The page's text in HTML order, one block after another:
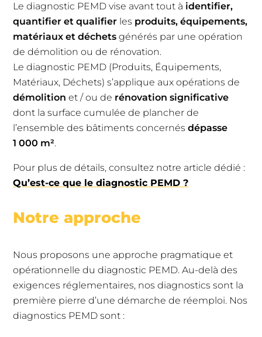
Le diagnostic PEMD vise avant tout à identifier,
quantifier et qualifier les produits, équipements,
matériaux et déchets générés par une opération
de démolition ou de rénovation.
Le diagnostic PEMD (Produits, Équipements,
Matériaux, Déchets) s’applique aux opérations de
démolitionet / ou de rénovation significative
dont la surface cumulée de plancher de
l’ensemble des bâtiments concernésdépasse
1 000 m².
Pour plus de détails, consultez notre article dédié :
Qu’est-ce que le diagnostic PEMD ?
Notre approche
Nous proposons une approche pragmatique et
opérationnelle du diagnostic PEMD. Au-delà des
exigences réglementaires, nos diagnostics sont la
première pierre d’une démarche de réemploi. Nos
diagnostics PEMD sont :